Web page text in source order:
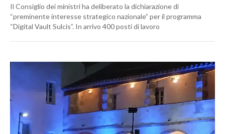
Il Consiglio dei ministri ha deliberato la dichiarazione di
“preminente interesse strategico nazionale” per il programma
“Digital Vault Sulcis”. In arrivo 400 posti di lavoro